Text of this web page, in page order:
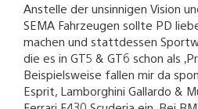
Anstelle der unsinnigen Vision
SEMA Fahrzeugen sollte PD
machen und stattdessen
die es in GT5 & GT6 schon als
Beispielsweise fallen mir da
Esprit, Lamborghini Gallardo &